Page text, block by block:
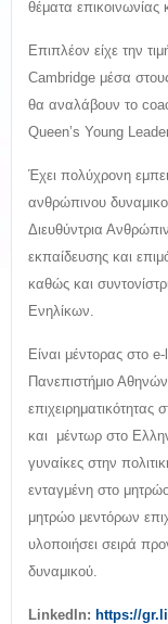
θέματα επικοινωνίας
Επιπλέον είχε την
Cambridge μέσα
θα αναλάβουν το
Queen’s Young
Έχει πολύχρονη
ανθρώπινου
Διευθύντρια
εκπαίδευσης και
καθώς και
Ενηλίκων.
Είναι μέντορας στο
Πανεπιστήμιο
και μέντωρ στο
γυναίκες στην
ενταγμένη στο
μητρώο μεντόρων
υλοποιήσει σειρά
δυναμικού.
LinkedIn: https://